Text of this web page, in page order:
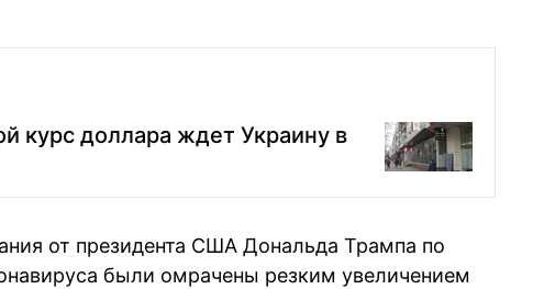
курс доллара ждет Украину в
от президента США Дональда Трампа по
были омрачены резким увеличением